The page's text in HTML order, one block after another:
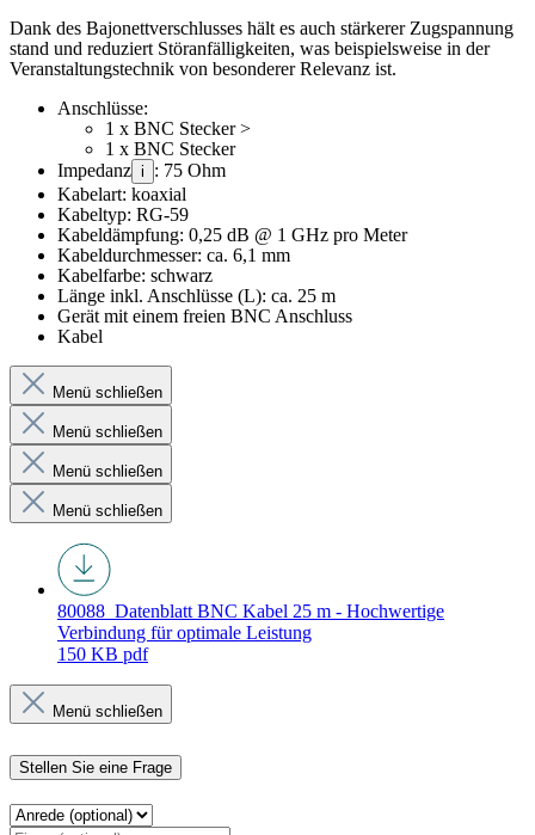
Dank des Bajonettverschlusses hält es auch stärkerer Zugspannung
stand und reduziert Störanfälligkeiten, was beispielsweise in der
Veranstaltungstechnik von besonderer Relevanz ist.
Anschlüsse:
1 x BNC Stecker >
1 x BNC Stecker
Impedanz i
: 75 Ohm
Kabelart: koaxial
Kabeltyp: RG-59
Kabeldämpfung: 0,25 dB @ 1 GHz pro Meter
Kabeldurchmesser: ca. 6,1 mm
Kabelfarbe: schwarz
Länge inkl. Anschlüsse (L): ca. 25 m
Gerät mit einem freien BNC Anschluss
Kabel
Menü schließen
Menü schließen
Menü schließen
Menü schließen
80088_Datenblatt BNC Kabel 25 m - Hochwertige
Verbindung für optimale Leistung
150 KB pdf
Menü schließen
Stellen Sie eine Frage